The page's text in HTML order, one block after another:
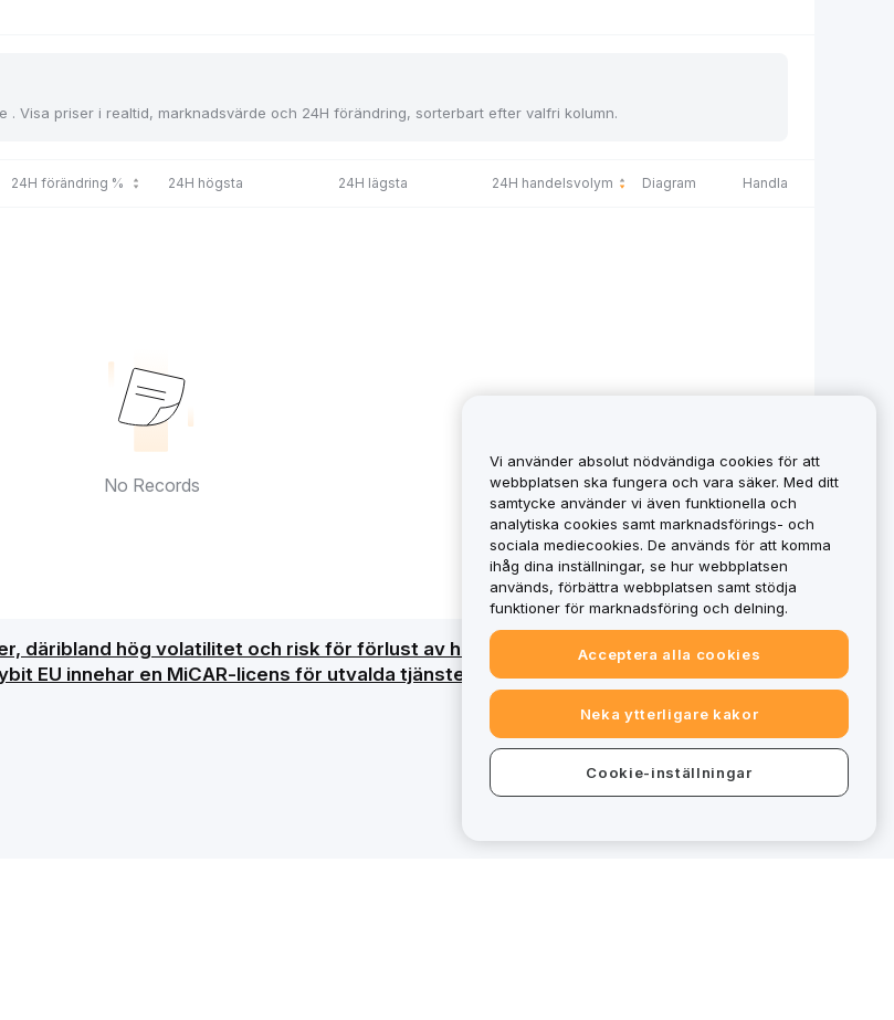
. Visa priser i realtid, marknadsvärde och 24H förändring, sorterbart efter valfri kolumn.
24H förändring % 24H högsta 24H lägsta 24H handelsvolym Diagram Handla
No Records
däribland hög volatilitet och risk för förlust av hela det investerade kapitalet. För en
EU innehar en MiCAR-licens för utvalda tjänster faller vissa erbjudanden på bybit.eu
Vi använder absolut nödvändiga cookies för att
webbplatsen ska fungera och vara säker. Med ditt
samtycke använder vi även funktionella och
analytiska cookies samt marknadsförings- och
sociala mediecookies. De används för att komma
ihåg dina inställningar, se hur webbplatsen
används, förbättra webbplatsen samt stödja
funktioner för marknadsföring och delning.
Acceptera alla cookies
Neka ytterligare kakor
Cookie-inställningar